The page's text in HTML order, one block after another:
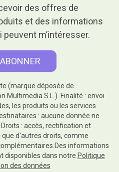
des offres de
et des informations
peuvent m’intéresser.
(marque déposée de
Multimedia S.L.). Finalité : envoi
les produits ou les services.
: aucune donnée ne
: accès, rectification et
d'autres droits, comme
informations
disponibles dans notre Politique
des données